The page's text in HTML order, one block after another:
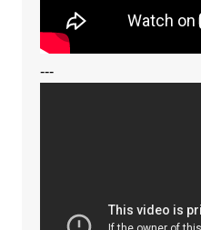
---